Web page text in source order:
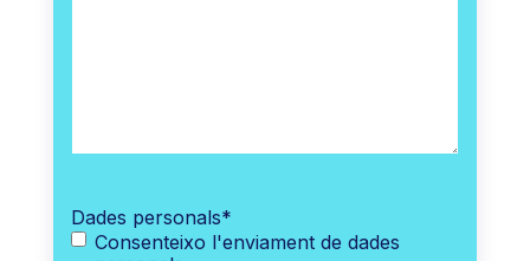
Dades personals*
Consenteixo l'enviament de dades